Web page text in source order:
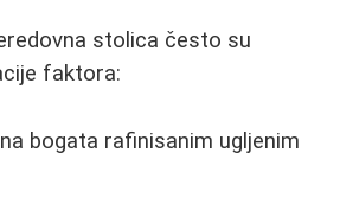
stolica često su
faktora:
bogata rafinisanim ugljenim